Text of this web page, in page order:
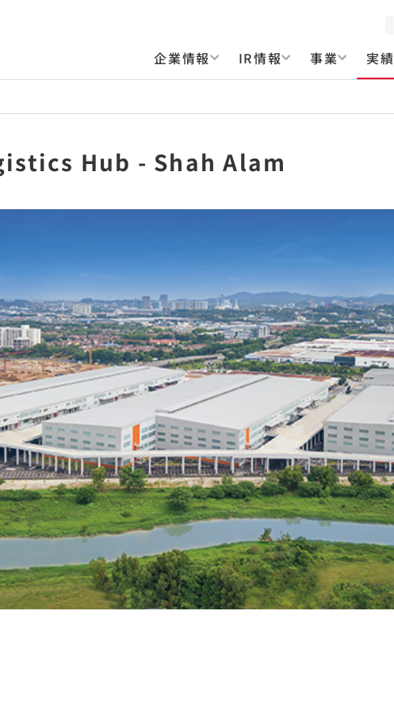
企業情報 IR情報 事業 実績
Hub - Shah Alam